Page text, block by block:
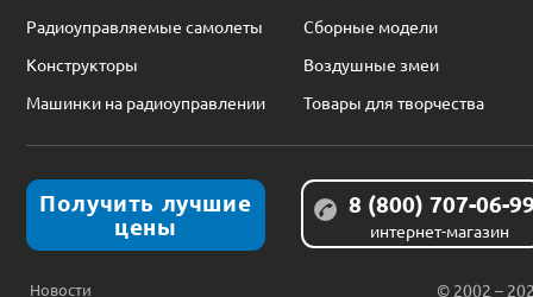
Радиоуправляемые самолеты
Сборные модели
Конструкторы
Воздушные змеи
Машинки на радиоуправлении
Товары для творчества
Получить лучшие
цены
8 (800) 707-06-
интернет-магазин
Новости
© 2002 –